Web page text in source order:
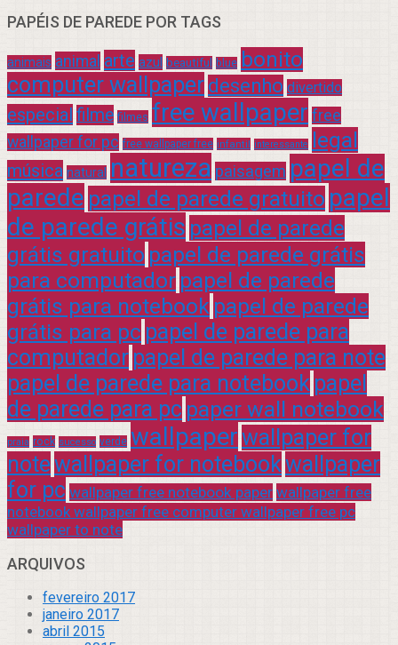
PAPÉIS DE PAREDE POR TAGS
animais animal arte azul beautiful blue bonito
computer wallpaper desenho divertido
especial filme filmes free wallpaper free
wallpaper for pc free wallpaper free infantil interessante legal
música natural natureza paisagem papel de
parede papel de parede gratuito papel
de parede grátis papel de parede
grátis gratuito papel de parede grátis
para computador papel de parede
grátis para notebook papel de parede
grátis para pc papel de parede para
computador papel de parede para note
papel de parede para notebook papel
de parede para pc paper wall notebook
praia rock sucesso verde wallpaperwallpaper for
notewallpaper for notebookwallpaper
for pc wallpaper free notebook paper wallpaper free
notebook wallpaper free computer wallpaper free pc
wallpaper to note
ARQUIVOS
fevereiro 2017
janeiro 2017
abril 2015